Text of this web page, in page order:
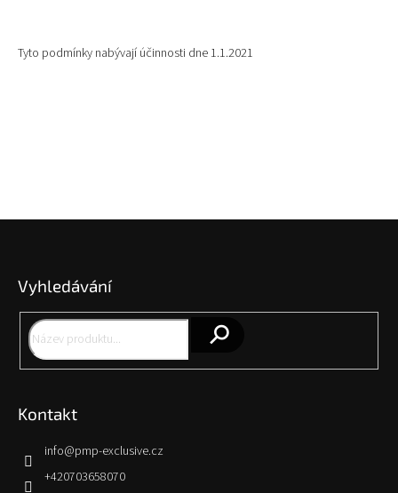
Tyto podmínky nabývají účinnosti dne 1.1.2021
Vyhledávání
Kontakt
info@pmp-exclusive.cz
+420703658070